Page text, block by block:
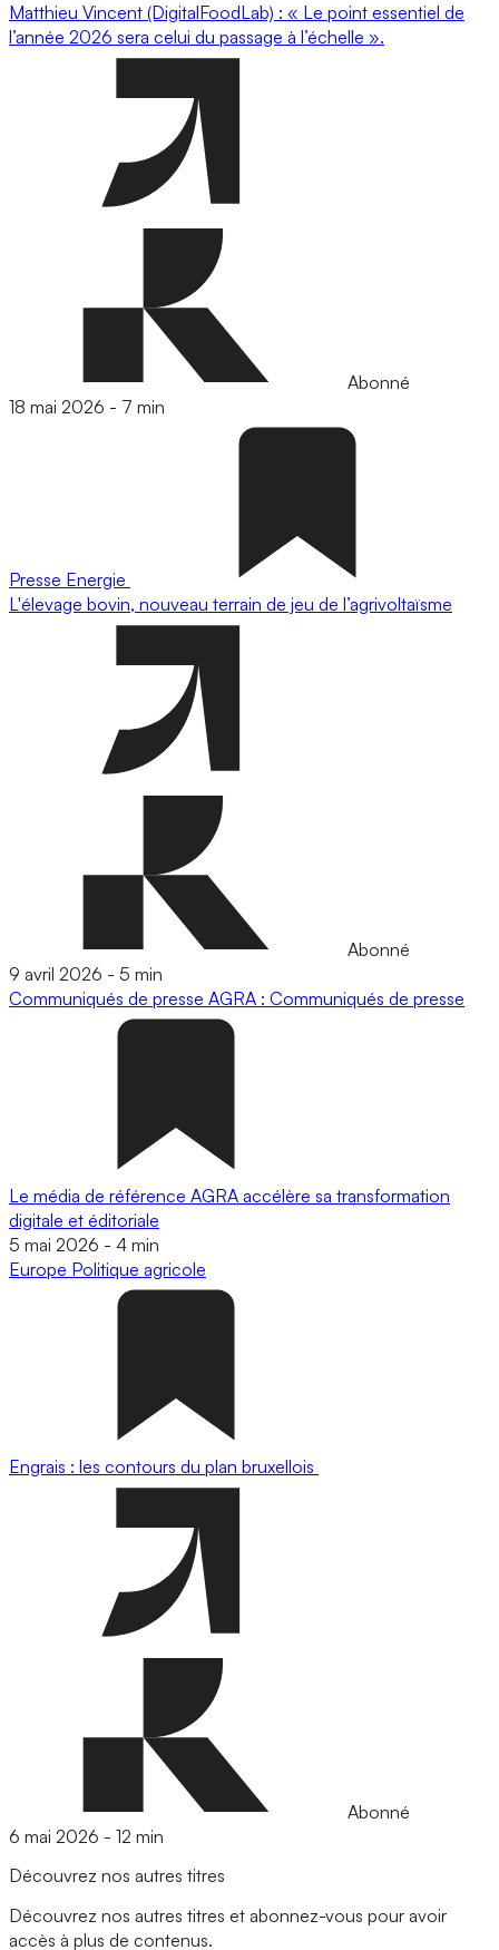
Matthieu Vincent (DigitalFoodLab) : « Le point essentiel de
l’année 2026 sera celui du passage à l’échelle ».
Abonné
18 mai 2026 - 7 min
Presse Energie
L'élevage bovin, nouveau terrain de jeu de l’agrivoltaïsme
Abonné
9 avril 2026 - 5 min
Communiqués de presse AGRA : Communiqués de presse
Le média de référence AGRA accélère sa transformation
digitale et éditoriale
5 mai 2026 - 4 min
Europe Politique agricole
Engrais : les contours du plan bruxellois
Abonné
6 mai 2026 - 12 min
Découvrez nos autres titres
Découvrez nos autres titres et abonnez-vous pour avoir
accès à plus de contenus.